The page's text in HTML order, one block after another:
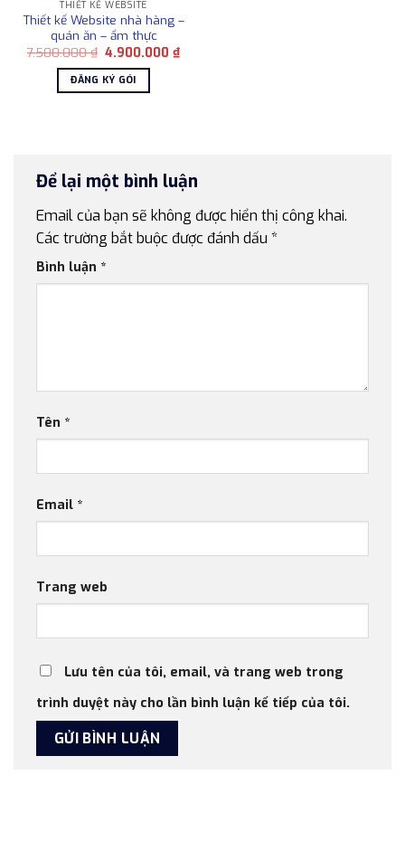
THIẾT KẾ WEBSITE
Thiết kế Website nhà hàng –
quán ăn – ẩm thực
7.500.000₫ Giá
là:
7.500.000 ₫.
4.900.000₫Giá
hiện
ĐĂNG KÝ GÓI
Để lại một bình luận
Email của bạn sẽ không được hiển thị công khai.
Các trường bắt buộc được đánh dấu *
Bình luận *
Tên *
Email *
Trang web
Lưu tên của tôi, email, và trang web trong
trình duyệt này cho lần bình luận kế tiếp của tôi.